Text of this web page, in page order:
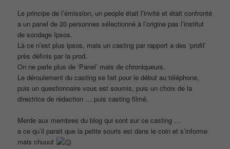
Le principe de l’émission, un people était l’invité et était confronté
a un panel de 20 personnes sélectionné à l’origine pas l’institut
de sondage Ipsos.
Là ce n’est plus ipsos, mais un casting par rapport a des ‘profil’
près définis par la prod.
On ne parle plus de ‘Panel’ mais de chroniqueurs.
Le déroulement du casting se fait pour le début au téléphone,
puis un questionnaire vous est soumis, puis un choix de la
directrice de rédaction … puis casting filmé.
Merde aux membres du blog qui sont sur ce casting …
a ce qu’il parait que la petite souris est dans le coin et s’informe
mais chuuut